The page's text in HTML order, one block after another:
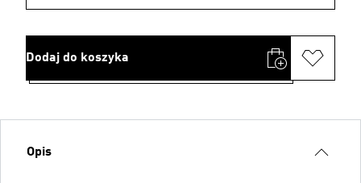
Dodaj do koszyka
Opis